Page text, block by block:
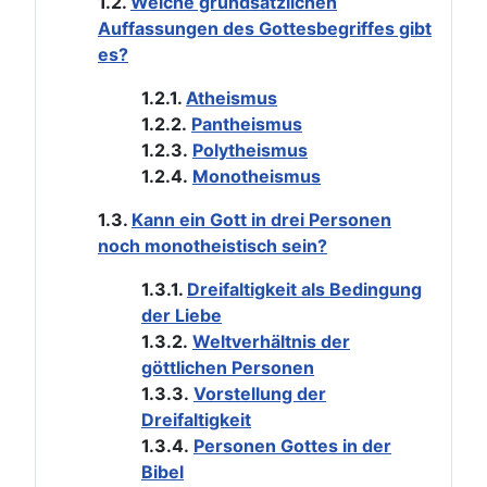
Auffassungen des Gottesbegriffes gibt
es?
1.2.1. Atheismus
1.2.2. Pantheismus
1.2.3. Polytheismus
1.2.4. Monotheismus
1.3. Kann ein Gott in drei Personen
noch monotheistisch sein?
1.3.1. Dreifaltigkeit als Bedingung
der Liebe
1.3.2. Weltverhältnis der
göttlichen Personen
1.3.3. Vorstellung der
Dreifaltigkeit
1.3.4. Personen Gottes in der
Bibel